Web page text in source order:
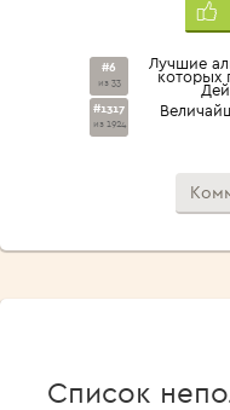
#6
из 33
Лучшие
которых
#1317
из 1924
Список